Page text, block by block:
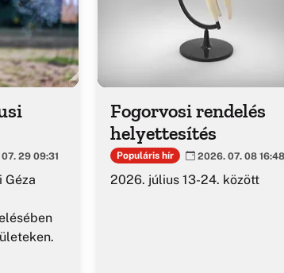
29 09:31
Géza
Fogorvosi rendelés
helyettesítés
Populáris hír 2026. 07. 08 16:48
2026. július 13-24. között